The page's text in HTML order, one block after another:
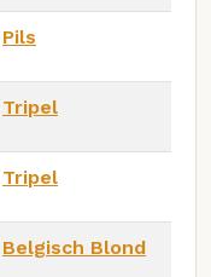
Pils
Tripel
Tripel
Belgisch Blond